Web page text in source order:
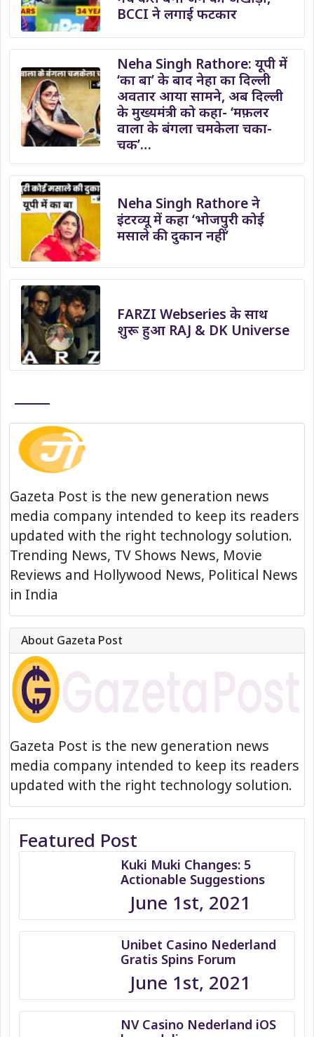
BCCI ने लगाई फटकार
Neha Singh Rathore: यूपी में
‘का बा’ के बाद नेहा का दिल्ली
अवतार आया सामने, अब दिल्ली
के मुख्यमंत्री को कहा- ‘मफ़लर
वाला के बंगला चमकेला चका-
चक’…
Neha Singh Rathore ने
इंटरव्यू में कहा ‘भोजपुरी कोई
मसाले की दुकान नहीं’
FARZI Webseries के साथ
शुरू हुआ RAJ & DK Universe
Gazeta Post is the new generation news
media company intended to keep its readers
updated with the right technology solution.
Trending News, TV Shows News, Movie
Reviews and Hollywood News, Political News
in India
About Gazeta Post
Gazeta Post is the new generation news
media company intended to keep its readers
updated with the right technology solution.
Featured Post
Kuki Muki Changes: 5
Actionable Suggestions
June 1st, 2021
Unibet Casino Nederland
Gratis Spins Forum
June 1st, 2021
NV Casino Nederland iOS